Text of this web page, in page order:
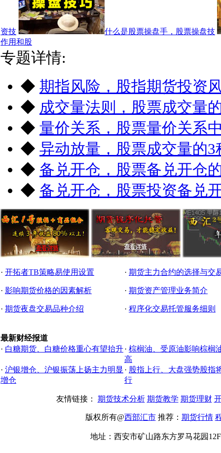
资技
什么是股票操盘手，股票操盘技
作用和股
专题详情:
◆ 期指风险，股指期货投资
◆ 成交量法则，股票成交量
◆ 量价关系，股票量价关系
◆ 异动放量，股票成交量的3
◆ 备兑开仓，股票备兑开仓
◆ 备兑开仓，股票投资备兑
· 开拓者TB策略易使用设置
· 影响期货价格的因素解析
· 期货夜盘交易品种介绍
· 期货主力合约的选择与交
· 期货资产管理业务简介
· 程序化交易托管服务细则
最新财经报道
· 白糖期货、白糖价格重心有望抬升· 棕榈油、受原油影响棕榈
高
· 沪银增仓、沪银振荡上扬主力明显
增仓
· 股指上行、大盘强势股指
行
友情链接： 期货技术分析 期货教学 期货理财
版权所有@西部汇市推荐： 期货行情
地址：西安市矿山路东方罗马花园